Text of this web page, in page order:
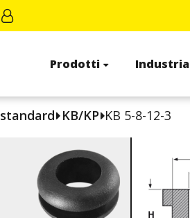
Prodotti Industria
standard KB/KP KB 5-8-12-3